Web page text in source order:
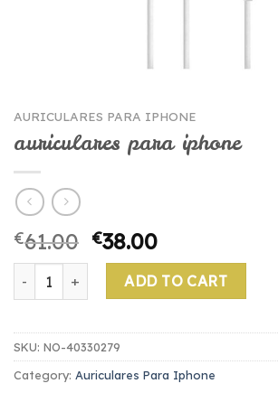
AURICULARES PARA IPHONE
auriculares para iphone
€61.00 €38.00
auriculares para iphone quantity
ADD TO CART
SKU: NO-40330279
Category: Auriculares Para Iphone